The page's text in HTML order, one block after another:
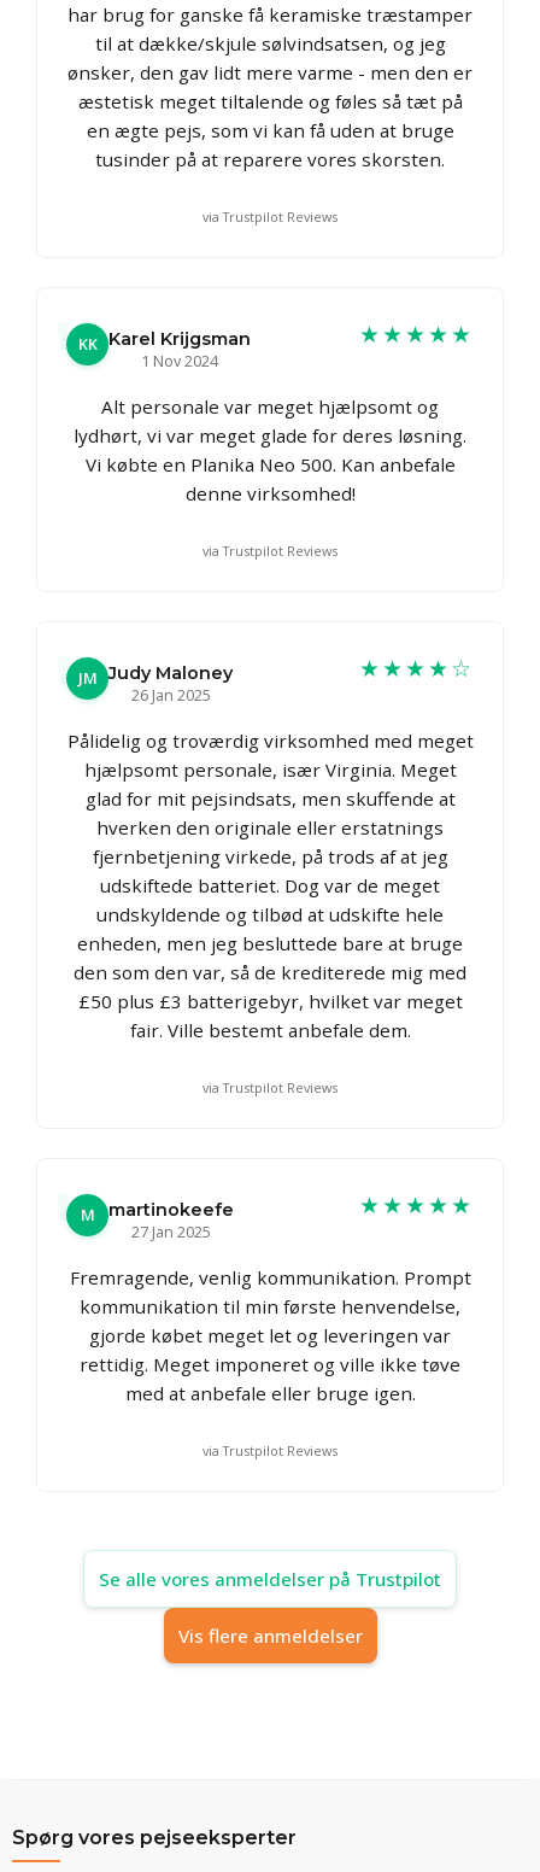
har brug for ganske få keramiske træstamper
til at dække/skjule sølvindsatsen, og jeg
ønsker, den gav lidt mere varme - men den er
æstetisk meget tiltalende og føles så tæt på
en ægte pejs, som vi kan få uden at bruge
tusinder på at reparere vores skorsten.
via Trustpilot Reviews
KK Karel Krijgsman
1 Nov 2024
★★★★★
Alt personale var meget hjælpsomt og
lydhørt, vi var meget glade for deres løsning.
Vi købte en Planika Neo 500. Kan anbefale
denne virksomhed!
via Trustpilot Reviews
JM Judy Maloney
26 Jan 2025
★★★★☆
Pålidelig og troværdig virksomhed med meget
hjælpsomt personale, især Virginia. Meget
glad for mit pejsindsats, men skuffende at
hverken den originale eller erstatnings
fjernbetjening virkede, på trods af at jeg
udskiftede batteriet. Dog var de meget
undskyldende og tilbød at udskifte hele
enheden, men jeg besluttede bare at bruge
den som den var, så de krediterede mig med
£50 plus £3 batterigebyr, hvilket var meget
fair. Ville bestemt anbefale dem.
via Trustpilot Reviews
M
martinokeefe
27 Jan 2025
★★★★★
Fremragende, venlig kommunikation. Prompt
kommunikation til min første henvendelse,
gjorde købet meget let og leveringen var
rettidig. Meget imponeret og ville ikke tøve
med at anbefale eller bruge igen.
via Trustpilot Reviews
Se alle vores anmeldelser på Trustpilot
Vis flere anmeldelser
Spørg vores pejseeksperter